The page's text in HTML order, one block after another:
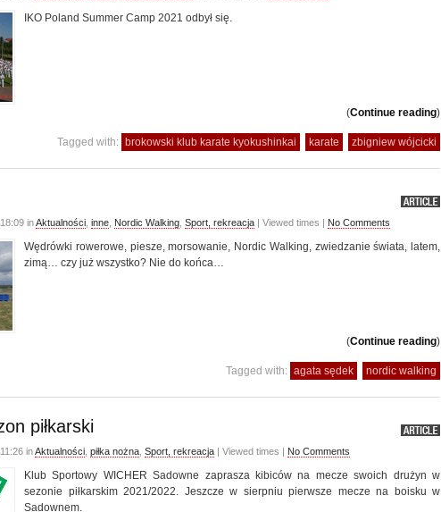
IKO Poland Summer Camp 2021 odbył się.
(Continue reading)
Tagged with: brokowski klub karate kyokushinkai karate zbigniew wójcicki
inAktualności inne Nordic Walking Sport, rekreacja | Viewed times | No Comments
Wędrówki rowerowe, piesze, morsowanie, Nordic Walking, zwiedzanie świata, latem,
zimą… czy już wszystko? Nie do końca…
(Continue reading)
Tagged with: agata sędek nordic walking
piłkarski
inAktualności piłka nożna Sport, rekreacja | Viewed times | No Comments
Klub Sportowy WICHER Sadowne zaprasza kibiców na mecze swoich drużyn w
sezonie piłkarskim 2021/2022. Jeszcze w sierpniu pierwsze mecze na boisku w
Sadownem.